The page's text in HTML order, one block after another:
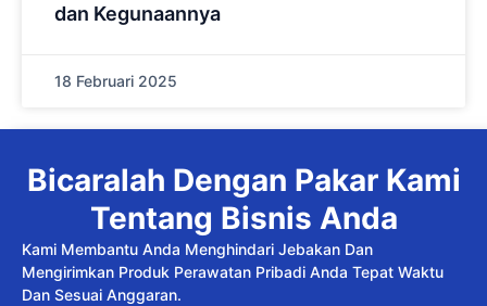
dan Kegunaannya
18 Februari 2025
Bicaralah Dengan Pakar Kami
Tentang Bisnis Anda
Kami Membantu Anda Menghindari Jebakan Dan
Mengirimkan Produk Perawatan Pribadi Anda Tepat Waktu
Dan Sesuai Anggaran.